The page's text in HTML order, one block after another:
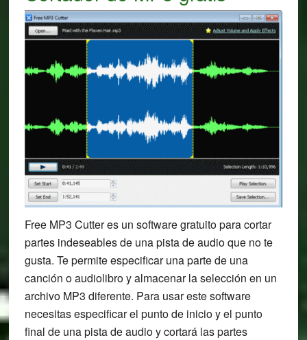
Free MP3 Cutter es un software gratuito para cortar
partes indeseables de una pista de audio que no te
gusta. Te permite especificar una parte de una
canción o audiolibro y almacenar la selección en un
archivo MP3 diferente. Para usar este software
necesitas especificar el punto de inicio y el punto
final de una pista de audio y cortará las partes